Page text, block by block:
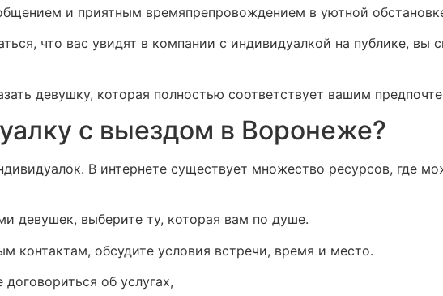
и приятным времяпрепровождением в уютной
что вас увидят в компании с индивидуалкой на публике, вы
девушку, которая полностью соответствует вашим
с выездом в Воронеже?
В интернете существует множество ресурсов, где
девушек, выберите ту, которая вам по душе.
контактам, обсудите условия встречи, время и место.
об услугах,